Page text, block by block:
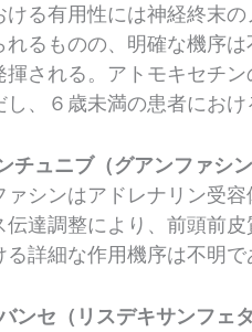
ける有用性には神経終末
れるものの、明確な機序
揮される。アトモキセチ
し、６歳未満の患者にお
チュニブ（グアンファシン
ァシンはアドレナリン受容
伝達調整により、前頭前
る詳細な作用機序は不明
ンセ（リスデキサンフェタ